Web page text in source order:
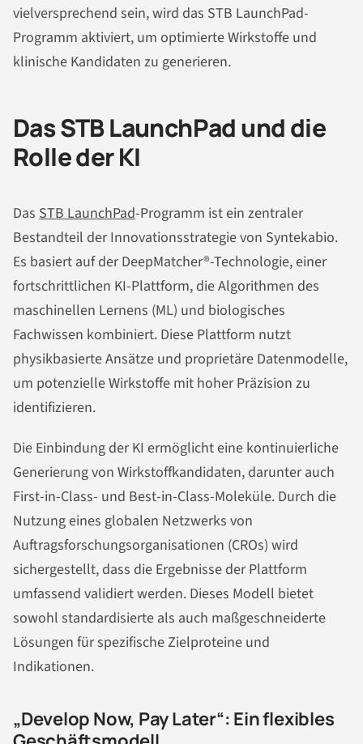
vielversprechend sein, wird das STB LaunchPad-
Programm aktiviert, um optimierte Wirkstoffe und
klinische Kandidaten zu generieren.
Das STB LaunchPad und die
Rolle der KI
Das STB LaunchPad-Programm ist ein zentraler
Bestandteil der Innovationsstrategie von Syntekabio.
Es basiert auf der DeepMatcher®-Technologie, einer
fortschrittlichen KI-Plattform, die Algorithmen des
maschinellen Lernens (ML) und biologisches
Fachwissen kombiniert. Diese Plattform nutzt
physikbasierte Ansätze und proprietäre Datenmodelle,
um potenzielle Wirkstoffe mit hoher Präzision zu
identifizieren.
Die Einbindung der KI ermöglicht eine kontinuierliche
Generierung von Wirkstoffkandidaten, darunter auch
First-in-Class- und Best-in-Class-Moleküle. Durch die
Nutzung eines globalen Netzwerks von
Auftragsforschungsorganisationen (CROs) wird
sichergestellt, dass die Ergebnisse der Plattform
umfassend validiert werden. Dieses Modell bietet
sowohl standardisierte als auch maßgeschneiderte
Lösungen für spezifische Zielproteine und
Indikationen.
„Develop Now, Pay Later“: Ein flexibles